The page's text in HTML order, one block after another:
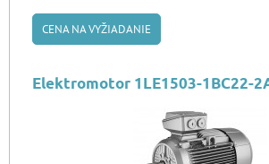
CENA NA VYŽIADANIE
Elektromotor 1LE1503-1BC22-